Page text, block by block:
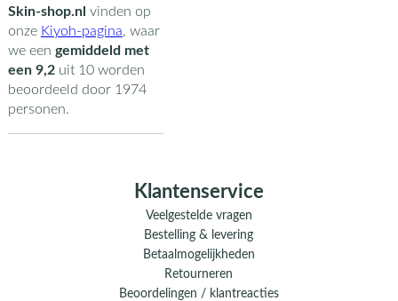
Skin-shop.nl vinden op
onze Kiyoh-pagina, waar
we een gemiddeld met
een 9,2uit 10worden
beoordeeld door 1974
personen.
Klantenservice
Veelgestelde vragen
Bestelling & levering
Betaalmogelijkheden
Retourneren
Beoordelingen / klantreacties